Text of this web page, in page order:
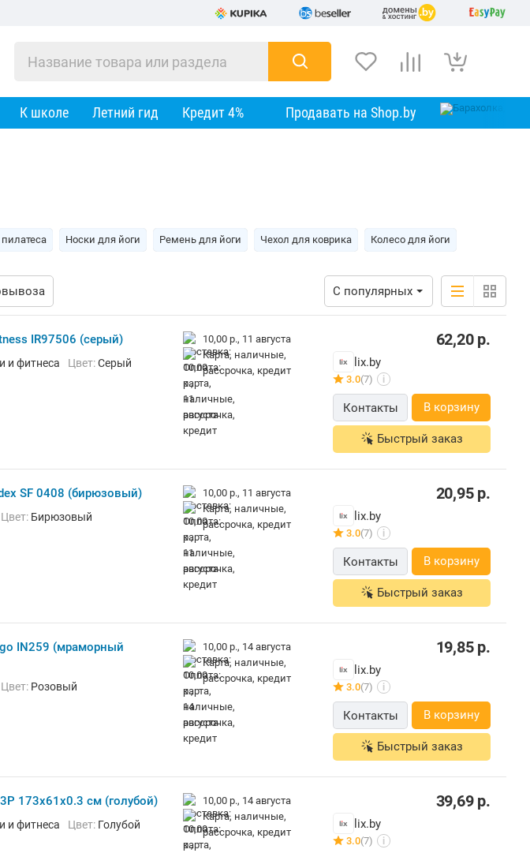
К школе Летний гид Кредит 4% Продавать на Shop.by
Носки для йоги Ремень для йоги Чехол для коврика Колесо для йоги
С популярных
IR97506 (серый)
и фитнеса Цвет:Серый
10,00 р., 11 августа
карта, наличные,
рассрочка, кредит
62,20р.
lix.by
3.0(7) i
Контакты В корзину
Быстрый заказ
SF 0408 (бирюзовый)
Цвет: Бирюзовый
10,00 р., 11 августа
карта, наличные,
рассрочка, кредит
20,95р.
lix.by
3.0(7) i
Контакты В корзину
Быстрый заказ
IN259 (мраморный
Цвет: Розовый
10,00 р., 14 августа
карта, наличные,
рассрочка, кредит
19,85р.
lix.by
3.0(7) i
Контакты В корзину
Быстрый заказ
173х61х0.3 см (голубой)
и фитнеса Цвет: Голубой
10,00 р., 14 августа
карта, наличные,
рассрочка, кредит
39,69р.
lix.by
3.0(7) i